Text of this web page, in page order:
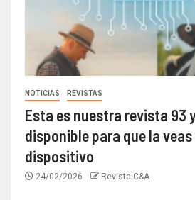
NOTICIAS REVISTAS
Esta es nuestra revista 93
disponible para que la
dispositivo
24/02/2026 Revista C&A